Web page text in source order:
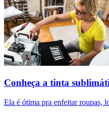
Conheça a tinta
Ela é ótima pra enfeitar roupas,